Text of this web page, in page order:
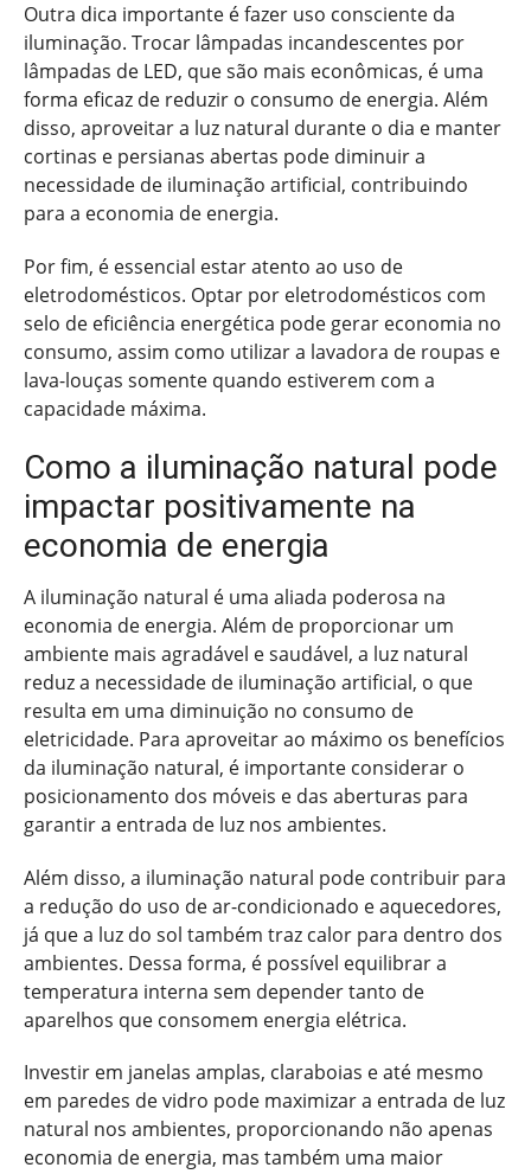
Outra dica importante é fazer uso consciente da
iluminação. Trocar lâmpadas incandescentes por
lâmpadas de LED, que são mais econômicas, é uma
forma eficaz de reduzir o consumo de energia. Além
disso, aproveitar a luz natural durante o dia e manter
cortinas e persianas abertas pode diminuir a
necessidade de iluminação artificial, contribuindo
para a economia de energia.
Por fim, é essencial estar atento ao uso de
eletrodomésticos. Optar por eletrodomésticos com
selo de eficiência energética pode gerar economia no
consumo, assim como utilizar a lavadora de roupas e
lava-louças somente quando estiverem com a
capacidade máxima.
Como a iluminação natural pode
impactar positivamente na
economia de energia
A iluminação natural é uma aliada poderosa na
economia de energia. Além de proporcionar um
ambiente mais agradável e saudável, a luz natural
reduz a necessidade de iluminação artificial, o que
resulta em uma diminuição no consumo de
eletricidade. Para aproveitar ao máximo os benefícios
da iluminação natural, é importante considerar o
posicionamento dos móveis e das aberturas para
garantir a entrada de luz nos ambientes.
Além disso, a iluminação natural pode contribuir para
a redução do uso de ar-condicionado e aquecedores,
já que a luz do sol também traz calor para dentro dos
ambientes. Dessa forma, é possível equilibrar a
temperatura interna sem depender tanto de
aparelhos que consomem energia elétrica.
Investir em janelas amplas, claraboias e até mesmo
em paredes de vidro pode maximizar a entrada de luz
natural nos ambientes, proporcionando não apenas
economia de energia, mas também uma maior